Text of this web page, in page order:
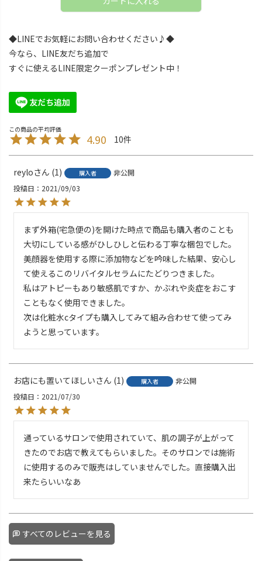
◆LINEでお気軽にお問い合わせください♪◆
今なら、LINE友だち追加で
すぐに使えるLINE限定クーポンプレゼント中！
4.90 10
reylo 1 購入者
非公開
投稿日
2021/09/03
まず外箱(宅急便の)を開けた時点で商品も購入者のことも
大切にしている感がひしひしと伝わる丁寧な梱包でした。
美顔器を使用する際に添加物などを吟味した結果、安心し
て使えるこのリバイタルセラムにたどりつきました。
私はアトピーもあり敏感肌ですか、かぶれや炎症をおこす
こともなく使用できました。
次は化粧水cタイプも購入してみて組み合わせて使ってみ
お店にも置いてほしい 1 購入者
非公開
投稿日
2021/07/30
通っているサロンで使用されていて、肌の調子が上がって
きたのでお店で教えてもらいました。そのサロンでは施術
に使用するのみで販売はしていませんでした。直接購入出
来たらいいなあ
すべてのレビューを見る